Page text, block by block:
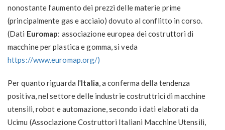
nonostante l’aumento dei prezzi delle materie prime
(principalmente gas e acciaio) dovuto al conflitto in corso.
(Dati Euromap: associazione europea dei costruttori di
macchine per plastica e gomma, si veda
https://www.euromap.org/)
Per quanto riguarda l'Italia, a conferma della tendenza
positiva, nel settore delle industrie costruttrici di macchine
utensili, robot e automazione, secondo i dati elaborati da
Ucimu (Associazione Costruttori Italiani Macchine Utensili,